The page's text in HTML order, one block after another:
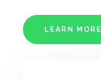
LEARN MORE